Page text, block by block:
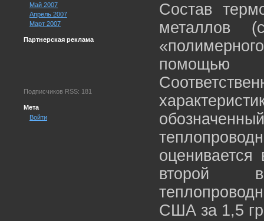
Май 2007
Апрель 2007
Март 2007
Партнерская реклама
Подписчиков RSS: 181
Мета
Войти
Состав
металлов
помощью
второй
США за 1,5